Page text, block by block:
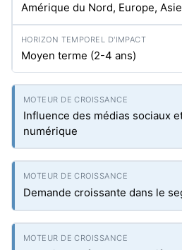
Amérique du Nord, Europe,
Moyen terme (2-4 ans)
Influence des médias sociaux
numérique
Demande croissante dans le